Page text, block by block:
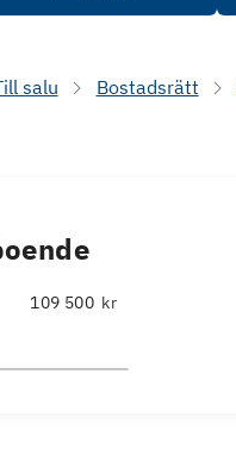
salu Bostadsrätt
kr